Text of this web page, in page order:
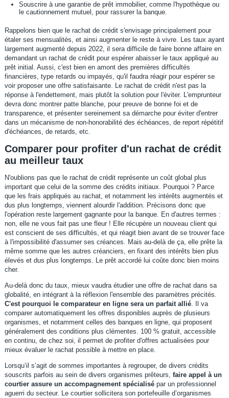
Souscrire à une garantie de prêt immobilier, comme l'hypothèque ou
le cautionnement mutuel, pour rassurer la banque.
Rappelons bien que le rachat de crédit s'envisage principalement pour
étaler ses mensualités, et ainsi augmenter le reste à vivre. Les taux ayant
largement augmenté depuis 2022, il sera difficile de faire bonne affaire en
demandant un rachat de crédit pour espérer abaisser le taux appliqué au
prêt initial. Aussi, c'est bien en amont des premières difficultés
financières, type retards ou impayés, qu'il faudra réagir pour espérer se
voir proposer une offre satisfaisante. Le rachat de crédit n'est pas la
réponse à l'endettement, mais plutôt la solution pour l'éviter. L'emprunteur
devra donc montrer patte blanche, pour preuve de bonne foi et de
transparence, et présenter sereinement sa démarche pour éviter d'entrer
dans un mécanisme de non-honorabilité des échéances, de report répétitif
d'échéances, de retards, etc.
Comparer pour profiter d'un rachat de crédit
au meilleur taux
N'oublions pas que le rachat de crédit représente un coût global plus
important que celui de la somme des crédits initiaux. Pourquoi ? Parce
que les frais appliqués au rachat, et notamment les intérêts augmentés et
dus plus longtemps, viennent alourdir l'addition. Précisons donc que
l'opération reste largement gagnante pour la banque. En d'autres termes :
non, elle ne vous fait pas une fleur ! Elle récupère un nouveau client qui
est conscient de ses difficultés, et qui réagit bien avant de se trouver face
à l'impossibilité d'assumer ses créances. Mais au-delà de ça, elle prête la
même somme que les autres créanciers, en fixant des intérêts bien plus
élevés et dus plus longtemps. Le prêt accordé lui coûte donc bien moins
cher.
Au-delà donc du taux, mieux vaudra étudier une offre de rachat dans sa
globalité, en intégrant à la réflexion l'ensemble des paramètres précités.
C'est pourquoi le comparateur en ligne sera un parfait allié. Il va
comparer automatiquement les offres disponibles auprès de plusieurs
organismes, et notamment celles des banques en ligne, qui proposent
généralement des conditions plus clémentes. 100 % gratuit, accessible
en continu, de chez soi, il permet de profiter d'offres actualisées pour
mieux évaluer le rachat possible à mettre en place.
Lorsqu’il s’agit de sommes importantes à regrouper, de divers crédits
souscrits parfois au sein de divers organismes prêteurs, faire appel à un
courtier assure un accompagnement spécialisépar un professionnel
aguerri du secteur. Le courtier sollicitera son portefeuille d’organismes